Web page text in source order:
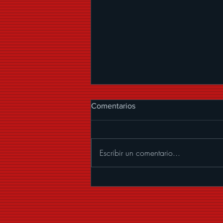
HISTORIA CON "QUE VIVAN
LOS NOVIOS”
Comentarios
Escribir un comentario...